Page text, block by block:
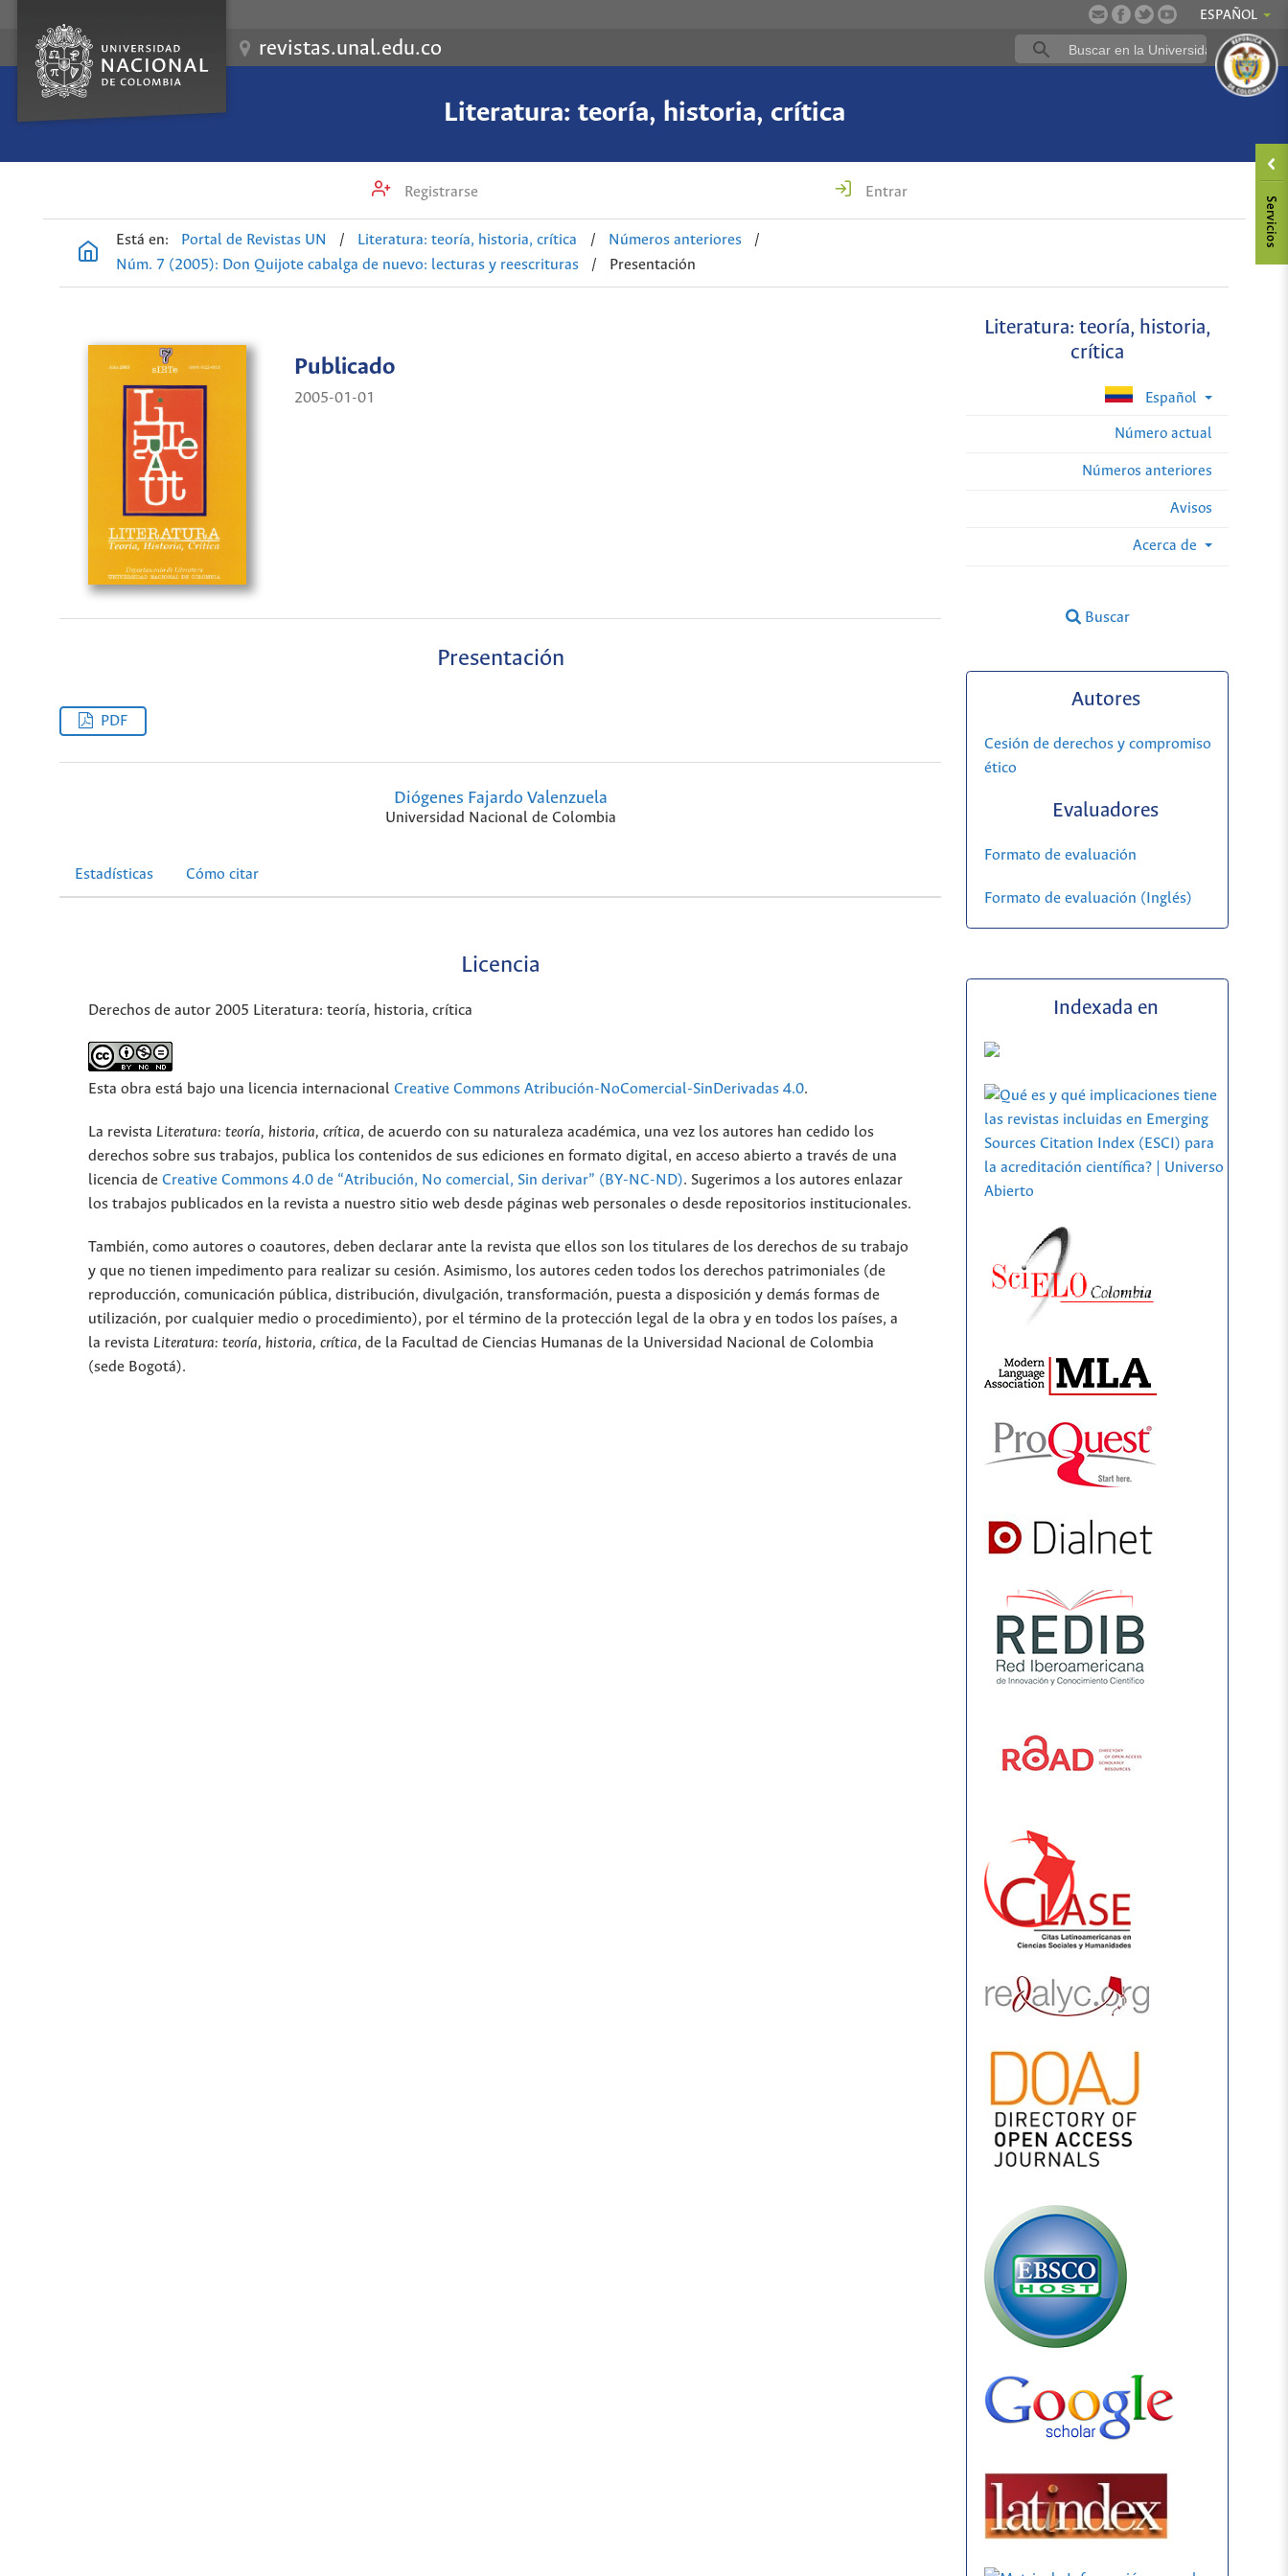
ESPAÑOL
revistas.unal.edu.co
Literatura: teoría, historia, crítica
Registrarse Entrar
Está en: Portal de Revistas UN / Literatura: teoría, historia, crítica / Números anteriores
/
Núm. 7 (2005): Don Quijote cabalga de nuevo: lecturas y reescrituras
/ Presentación
Literatura: teoría, historia,
crítica
Español
Número actual
Números anteriores
Avisos
Acerca de
Buscar
Publicado
2005-01-01
Presentación
PDF
Diógenes Fajardo Valenzuela
Universidad Nacional de Colombia
Estadísticas Cómo citar
Licencia
Derechos de autor 2005 Literatura: teoría, historia, crítica
Esta obra está bajo una licencia internacional Creative Commons Atribución-NoComercial-SinDerivadas 4.0.
La revista Literatura: teoría, historia, crítica, de acuerdo con su naturaleza académica, una vez los autores han cedido los
derechos sobre sus trabajos, publica los contenidos de sus ediciones en formato digital, en acceso abierto a través de una
licencia de Creative Commons 4.0 de “Atribución, No comercial, Sin derivar” (BY-NC-ND). Sugerimos a los autores enlazar
los trabajos publicados en la revista a nuestro sitio web desde páginas web personales o desde repositorios institucionales.
También, como autores o coautores, deben declarar ante la revista que ellos son los titulares de los derechos de su trabajo
y que no tienen impedimento para realizar su cesión. Asimismo, los autores ceden todos los derechos patrimoniales (de
reproducción, comunicación pública, distribución, divulgación, transformación, puesta a disposición y demás formas de
utilización, por cualquier medio o procedimiento), por el término de la protección legal de la obra y en todos los países, a
la revista Literatura: teoría, historia, crítica, de la Facultad de Ciencias Humanas de la Universidad Nacional de Colombia
(sede Bogotá).
Autores
Cesión de derechos y compromiso
ético
Evaluadores
Formato de evaluación
Formato de evaluación (Inglés)
Indexada en